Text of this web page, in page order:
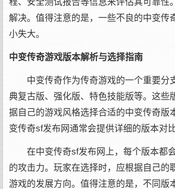
解决。值得注意的是，一些不良的中变
小失大。
中变传奇游戏版本解析与选择指南
中变传奇作为传奇游戏的一个重要
典复古版、强化版、特色技能版等。这
据自己的游戏风格选择合适的中变传奇
变传奇sf发布网通常会提供详细的版本对
在中变传奇sf发布网上，每个版本都
的攻击力。玩家在选择时，应根据自己
游戏的发展方向。值得注意的是，不同